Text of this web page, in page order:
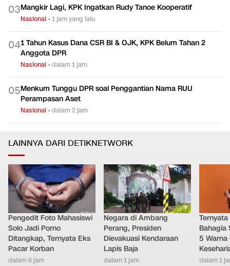
03Mangkir Lagi, KPK Ingatkan Rudy Tanoe Kooperatif
Nasional •1 jam yang lalu
041 Tahun Kasus Dana CSR BI & OJK, KPK Belum Tahan 2
Anggota DPR
Nasional •dalam 1 jam
05Menkum Tunggu DPR soal Penggantian Nama RUU
Perampasan Aset
Nasional •dalam 2 jam
LAINNYA DARI DETIKNETWORK
Pengedit Foto Mahasiswi
Solo Jadi Porno
Ditangkap, Ternyata Eks
Pacar Korban
dalam 6 jam
Negara di Ambang
Perang, Presiden
Dievakuasi Kendaraan
Lapis Baja
dalam 1 jam
Bahagia
5
dalam 1